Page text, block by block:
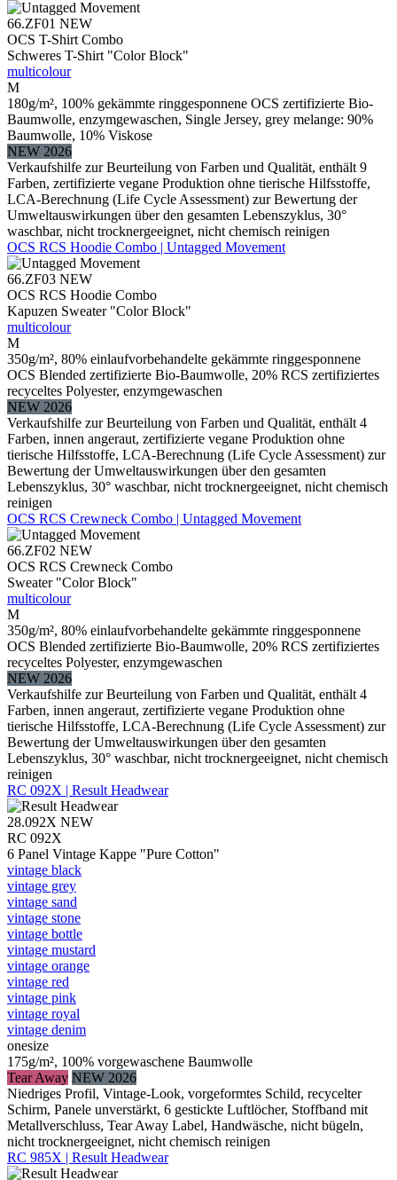
66.ZF01 NEW
OCS T-Shirt Combo
Schweres T-Shirt "Color Block"
multicolour
M
180g/m², 100% gekämmte ringgesponnene OCS zertifizierte Bio-
Baumwolle, enzymgewaschen, Single Jersey, grey melange: 90%
Baumwolle, 10% Viskose
NEW 2026
Verkaufshilfe zur Beurteilung von Farben und Qualität, enthält 9
Farben, zertifizierte vegane Produktion ohne tierische Hilfsstoffe,
LCA-Berechnung (Life Cycle Assessment) zur Bewertung der
Umweltauswirkungen über den gesamten Lebenszyklus, 30°
waschbar, nicht trocknergeeignet, nicht chemisch reinigen
OCS RCS Hoodie Combo | Untagged Movement
66.ZF03 NEW
OCS RCS Hoodie Combo
Kapuzen Sweater "Color Block"
multicolour
M
350g/m², 80% einlaufvorbehandelte gekämmte ringgesponnene
OCS Blended zertifizierte Bio-Baumwolle, 20% RCS zertifiziertes
recyceltes Polyester, enzymgewaschen
NEW 2026
Verkaufshilfe zur Beurteilung von Farben und Qualität, enthält 4
Farben, innen angeraut, zertifizierte vegane Produktion ohne
tierische Hilfsstoffe, LCA-Berechnung (Life Cycle Assessment) zur
Bewertung der Umweltauswirkungen über den gesamten
Lebenszyklus, 30° waschbar, nicht trocknergeeignet, nicht chemisch
reinigen
OCS RCS Crewneck Combo | Untagged Movement
66.ZF02 NEW
OCS RCS Crewneck Combo
Sweater "Color Block"
multicolour
M
350g/m², 80% einlaufvorbehandelte gekämmte ringgesponnene
OCS Blended zertifizierte Bio-Baumwolle, 20% RCS zertifiziertes
recyceltes Polyester, enzymgewaschen
NEW 2026
Verkaufshilfe zur Beurteilung von Farben und Qualität, enthält 4
Farben, innen angeraut, zertifizierte vegane Produktion ohne
tierische Hilfsstoffe, LCA-Berechnung (Life Cycle Assessment) zur
Bewertung der Umweltauswirkungen über den gesamten
Lebenszyklus, 30° waschbar, nicht trocknergeeignet, nicht chemisch
reinigen
RC 092X | Result Headwear
28.092X NEW
RC 092X
6 Panel Vintage Kappe "Pure Cotton"
vintage black
vintage grey
vintage sand
vintage stone
vintage bottle
vintage mustard
vintage orange
vintage red
vintage pink
vintage royal
vintage denim
onesize
175g/m², 100% vorgewaschene Baumwolle
Tear Away NEW 2026
Niedriges Profil, Vintage-Look, vorgeformtes Schild, recycelter
Schirm, Panele unverstärkt, 6 gestickte Luftlöcher, Stoffband mit
Metallverschluss, Tear Away Label, Handwäsche, nicht bügeln,
nicht trocknergeeignet, nicht chemisch reinigen
RC 985X | Result Headwear